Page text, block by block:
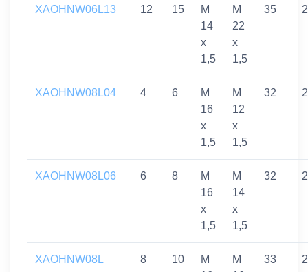
XAOHNW06L13 12 15
M
14
x
1,5
M
22
x
1,5
35
XAOHNW08L04 4 6
M
16
x
1,5
M
12
x
1,5
32
XAOHNW08L06 6 8
M
16
x
1,5
M
14
x
1,5
32
XAOHNW08L 8 10
M
M
33